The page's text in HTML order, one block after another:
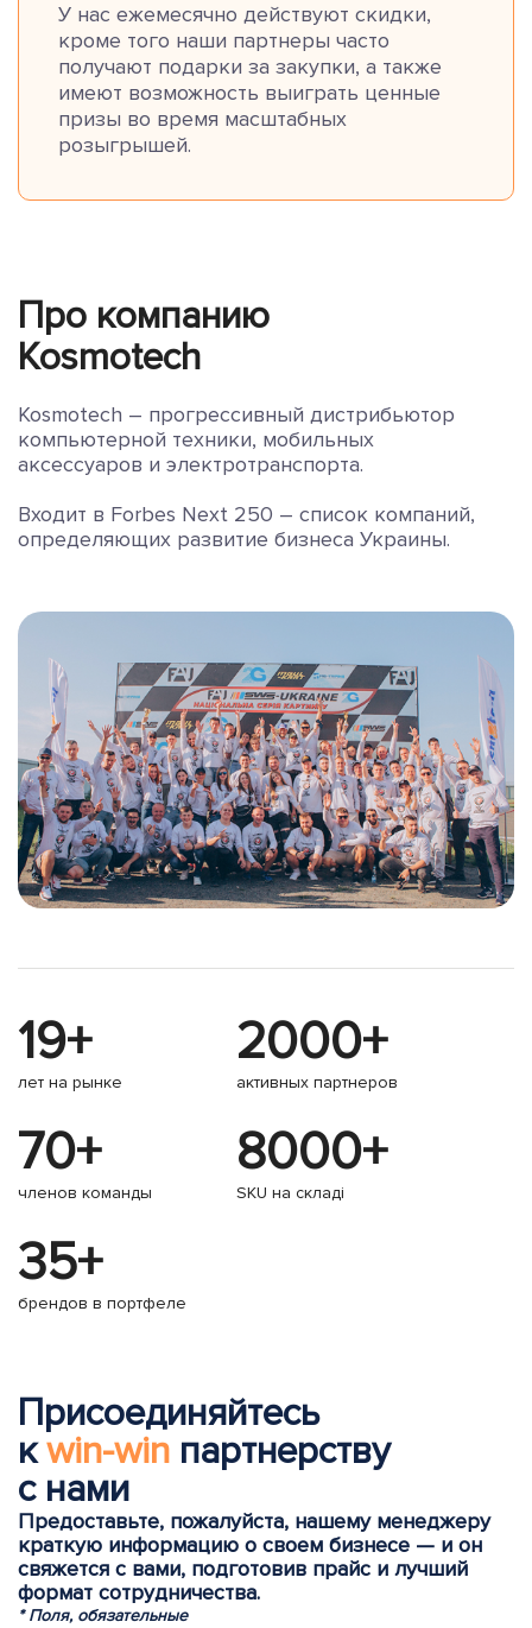
У нас ежемесячно действуют скидки,
кроме того наши партнеры часто
получают подарки за закупки, а также
имеют возможность выиграть ценные
призы во время масштабных
розыгрышей.
Про компанию
Kosmotech
Kosmotech – прогрессивный дистрибьютор
компьютерной техники, мобильных
аксессуаров и электротранспорта.
Входит в Forbes Next 250 – список компаний,
определяющих развитие бизнеса Украины.
19+
лет на рынке
2000+
активных партнеров
70+
членов команды
8000+
SKU на складі
35+
брендов в портфеле
Присоединяйтесь
кwin-win партнерству
с нами
Предоставьте, пожалуйста, нашему менеджеру
краткую информацию о своем бизнесе — и он
свяжется с вами, подготовив прайс и лучший
формат сотрудничества.
* Поля, обязательные